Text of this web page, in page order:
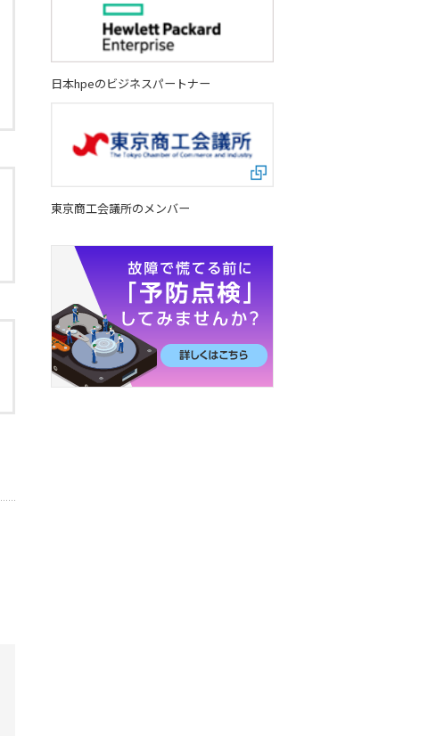
日本hpeのビジネスパートナー
東京商工会議所のメンバー